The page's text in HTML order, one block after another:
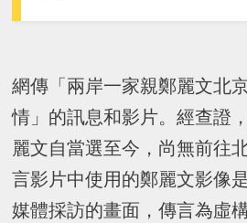
網傳「兩岸一家親鄭麗文北
情」的訊息和影片。經查證
麗文自當選至今，尚無前往
言影片中使用的鄭麗文影像
媒體採訪的畫面，傳言為虛